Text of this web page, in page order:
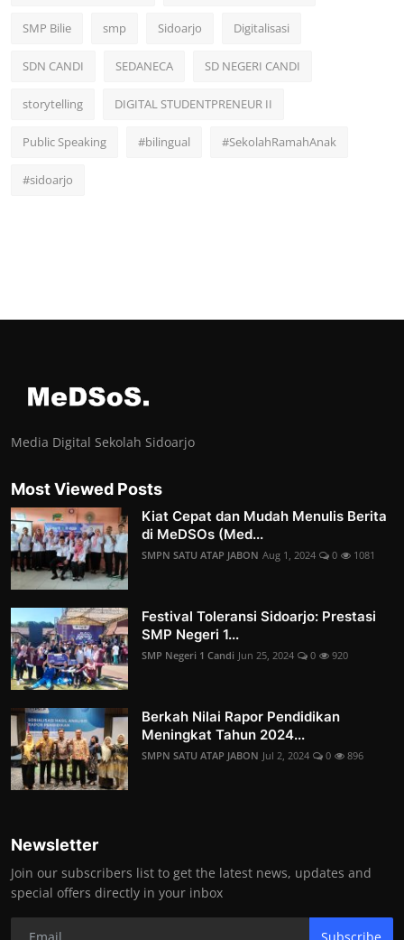
SMP Bilie smp Sidoarjo Digitalisasi
SDN CANDI SEDANECA SD NEGERI CANDI
storytelling DIGITAL STUDENTPRENEUR II
Public Speaking #bilingual #SekolahRamahAnak
#sidoarjo
Media Digital Sekolah Sidoarjo
Most Viewed Posts
Kiat Cepat dan Mudah Menulis Berita
di MeDSOs (Med...
SMPN SATU ATAP JABON Aug 1, 2024 0 1081
Festival Toleransi Sidoarjo: Prestasi
SMP Negeri 1...
SMP Negeri 1 Candi Jun 25, 2024 0 920
Berkah Nilai Rapor Pendidikan
Meningkat Tahun 2024...
SMPN SATU ATAP JABON Jul 2, 2024 0 896
Newsletter
Join our subscribers list to get the latest news, updates and
special offers directly in your inbox
Subscribe